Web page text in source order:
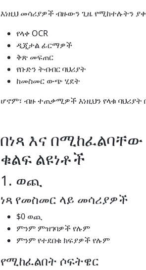
እነዚህ መሳሪያዎች ብዙውን ጊዜ የሚከተሉትን
የላቀ OCR
ዲጂታል ፊርማዎች
ቅጽ መፍጠር
የቡድን ትብብር ባህሪያት
ከመስመር ውጭ ሂደት
ሆኖም፣ ብዙ ተጠቃሚዎች እነዚህን የላቁ
በነጻ እና
ቁልፍ ልዩነቶች
1. ወጪ
ነጻ የመስመር ላይ መሳሪያዎች
$0 ወጪ
ምንም ምዝገባዎች የሉም
ምንም የተደበቁ ክፍያዎች የሉም
የሚከፈልበት ሶፍትዌር